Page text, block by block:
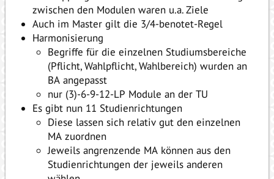
zwischen den Modulen waren u.a. Ziele
Auch im Master gilt die 3/4-benotet-Regel
Harmonisierung
Begriffe für die einzelnen Studiumsbereiche
(Pflicht, Wahlpflicht, Wahlbereich) wurden an
BA angepasst
nur (3)-6-9-12-LP Module an der TU
Es gibt nun 11 Studienrichtungen
Diese lassen sich relativ gut den einzelnen
MA zuordnen
Jeweils angrenzende MA können aus den
Studienrichtungen der jeweils anderen